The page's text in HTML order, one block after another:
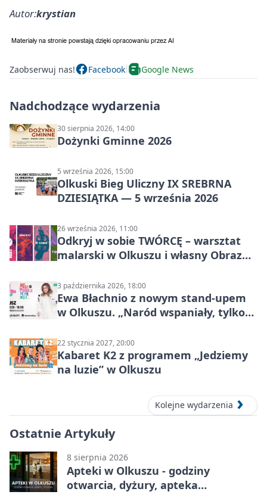
Autor:krystian
Zaobserwuj nas! Facebook Google News
Nadchodzące wydarzenia
30 sierpnia 2026, 14:00
Dożynki Gminne 2026
5 września 2026, 15:00
Olkuski Bieg Uliczny IX SREBRNA
DZIESIĄTKA — 5 września 2026
26 września 2026, 11:00
Odkryj w sobie TWÓRCĘ – warsztat
malarski w Olkuszu i własny Obraz
3 października 2026, 18:00
Ewa Błachnio z nowym stand-upem
w Olkuszu. „Naród wspaniały, tylko
22 stycznia 2027, 20:00
Kabaret K2 z programem „Jedziemy
na luzie” w Olkuszu
Kolejne wydarzenia
Ostatnie Artykuły
8 sierpnia 2026
Apteki w Olkuszu - godziny
otwarcia, dyżury, apteka